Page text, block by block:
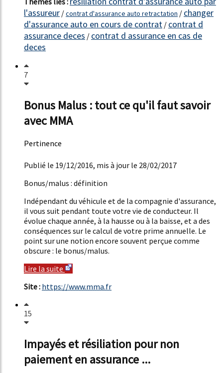
l'assureur /contrat d'assurance auto retractation / changer
d'assurance auto en cours de contrat / contrat d
assurance deces / contrat d assurance en cas de
deces
7
Bonus Malus : tout ce qu'il faut savoir
avec MMA
Pertinence
Publié le 19/12/2016, mis à jour le 28/02/2017
Bonus/malus : définition
Indépendant du véhicule et de la compagnie d'assurance,
il vous suit pendant toute votre vie de conducteur. Il
évolue chaque année, à la hausse ou à la baisse, et a des
conséquences sur le calcul de votre prime annuelle. Le
point sur une notion encore souvent perçue comme
obscure : le bonus/malus.
Lire la suite
Site : https://www.mma.fr
15
Impayés et résiliation pour non
paiement en assurance ...